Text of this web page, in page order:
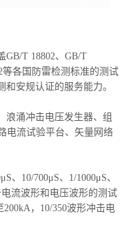
GB/T 18802、GB/T
等各国防雷检测标准的测试
安规认证的服务能力。
浪涌冲击电压发生器、组
电流试验平台、矢量网络
、10/700μS、1/1000μS、
电流波形和电压波形的测试
，10/350波形冲击电